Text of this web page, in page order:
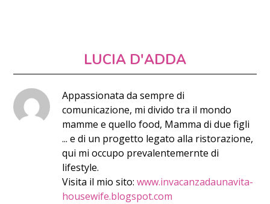
LUCIA D'ADDA
Appassionata da sempre di
comunicazione, mi divido tra il mondo
mamme e quello food, Mamma di due figli
... e di un progetto legato alla ristorazione,
qui mi occupo prevalentemernte di
lifestyle.
Visita il mio sito:www.invacanzadaunavita-
housewife.blogspot.com